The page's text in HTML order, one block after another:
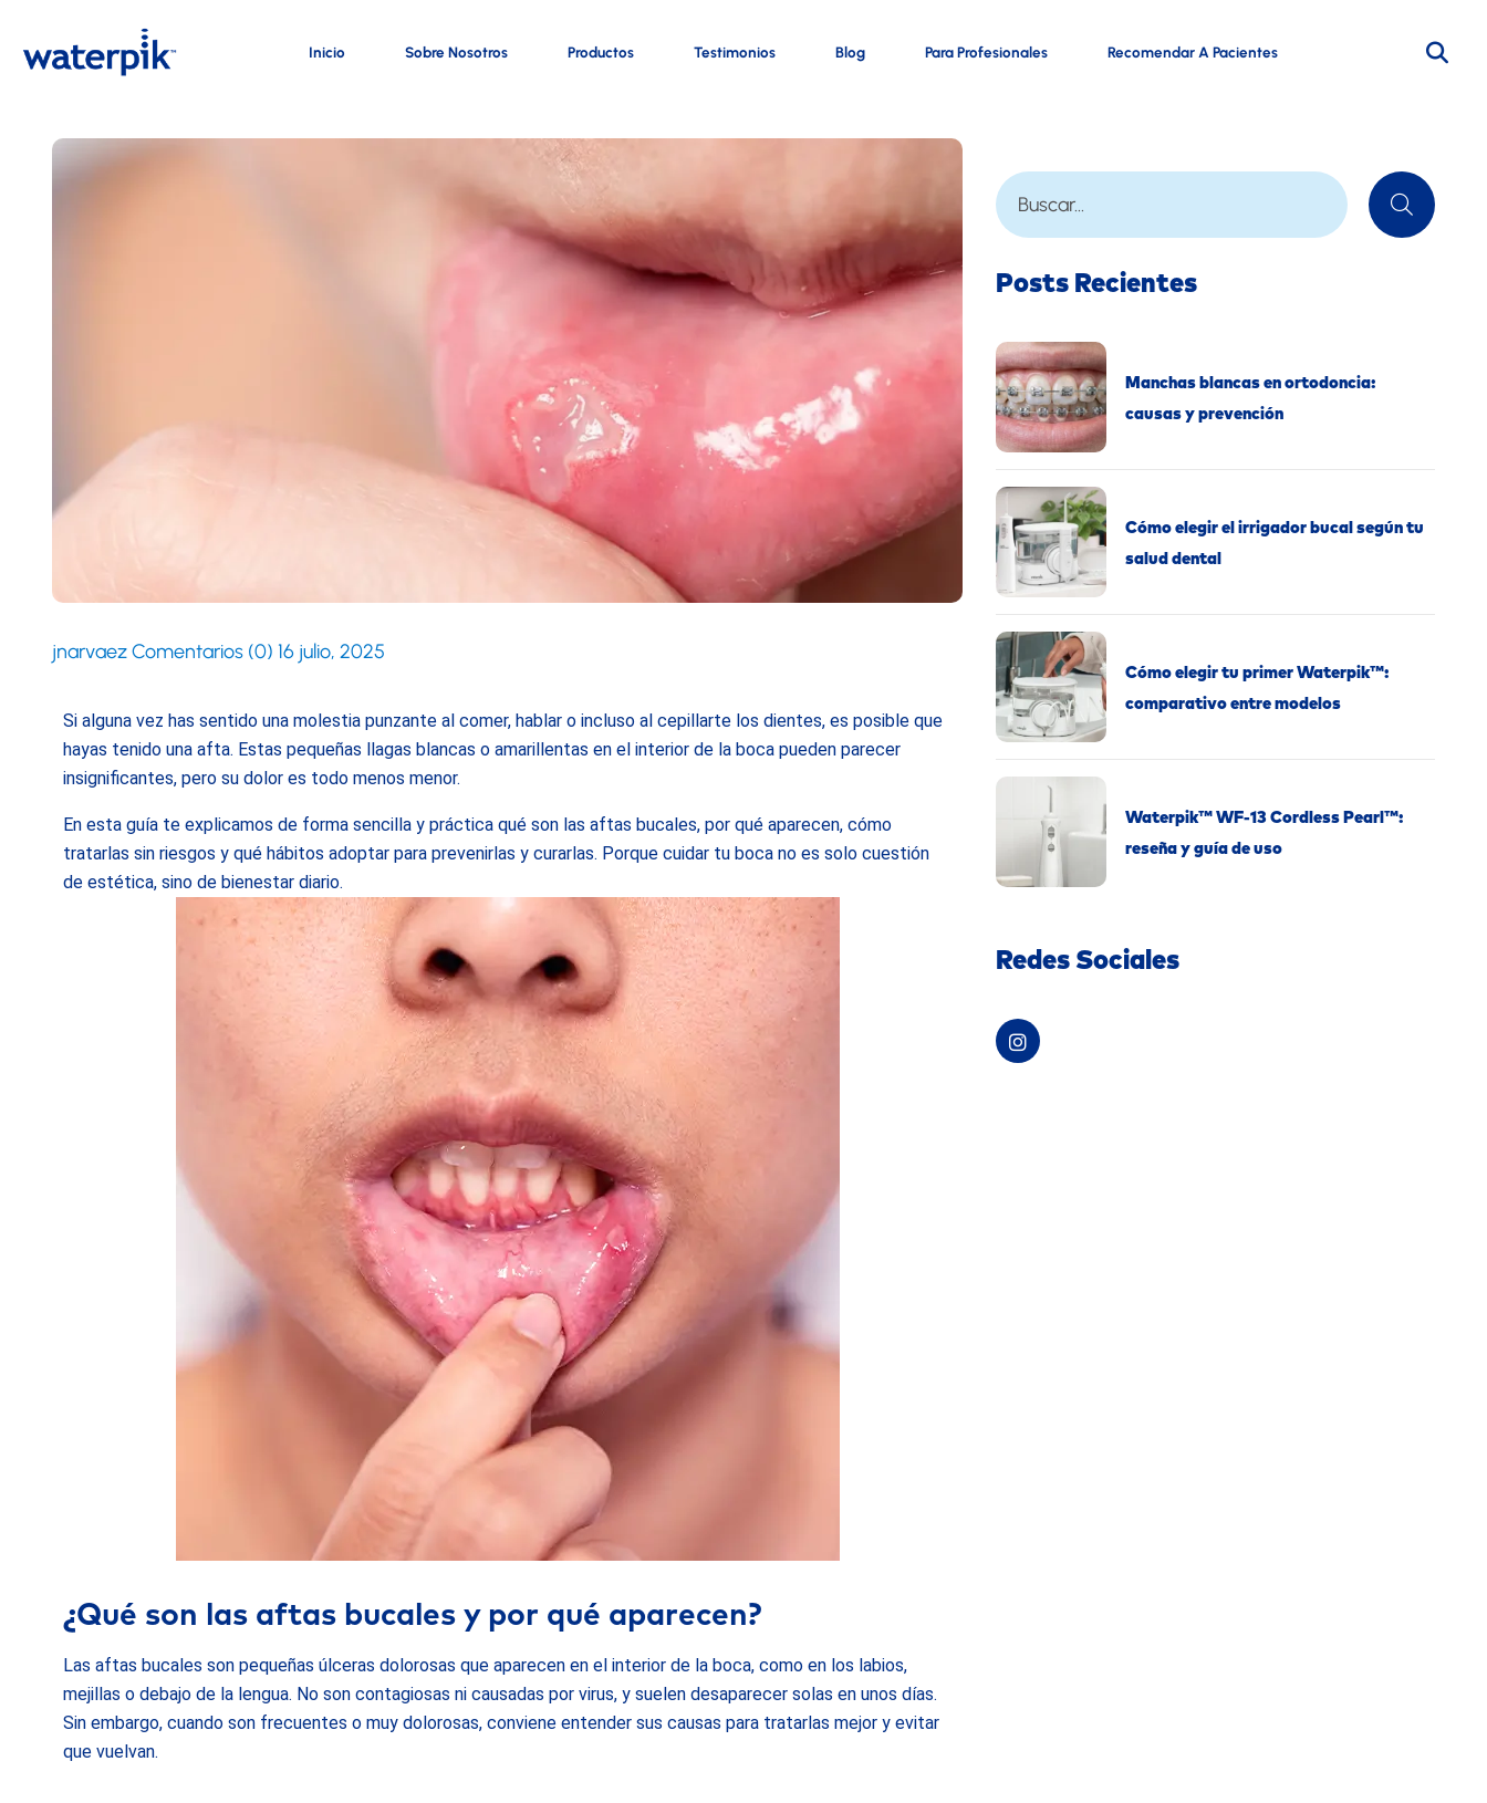
Inicio Sobre Nosotros Productos Testimonios Blog Para Profesionales Recomendar A Pacientes
jnarvaezComentarios (0) 16 julio, 2025
Si alguna vez has sentido una molestia punzante al comer, hablar o incluso al cepillarte los dientes, es posible que
hayas tenido una afta. Estas pequeñas llagas blancas o amarillentas en el interior de la boca pueden parecer
insignificantes, pero su dolor es todo menos menor.
En esta guía te explicamos de forma sencilla y práctica qué son las aftas bucales, por qué aparecen, cómo
tratarlas sin riesgos y qué hábitos adoptar para prevenirlas y curarlas. Porque cuidar tu boca no es solo cuestión
de estética, sino de bienestar diario.
¿Qué son las aftas bucales y por qué aparecen?
Las aftas bucales son pequeñas úlceras dolorosas que aparecen en el interior de la boca, como en los labios,
mejillas o debajo de la lengua. No son contagiosas ni causadas por virus, y suelen desaparecer solas en unos días.
Sin embargo, cuando son frecuentes o muy dolorosas, conviene entender sus causas para tratarlas mejor y evitar
que vuelvan.
Posts Recientes
Manchas blancas en ortodoncia:
causas y prevención
Cómo elegir el irrigador bucal según tu
salud dental
Cómo elegir tu primer Waterpik™:
comparativo entre modelos
Waterpik™ WF-13 Cordless Pearl™:
reseña y guía de uso
Redes Sociales